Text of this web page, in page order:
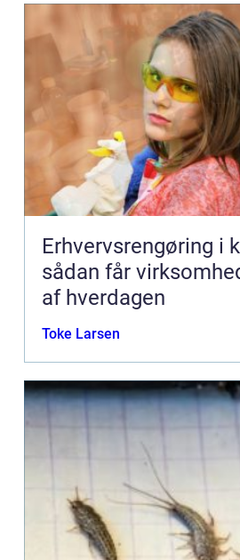
Erhvervsrengøring i
sådan får
af hverdagen
Toke Larsen